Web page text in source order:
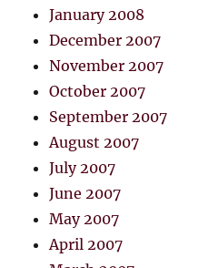
January 2008
December 2007
November 2007
October 2007
September 2007
August 2007
July 2007
June 2007
May 2007
April 2007